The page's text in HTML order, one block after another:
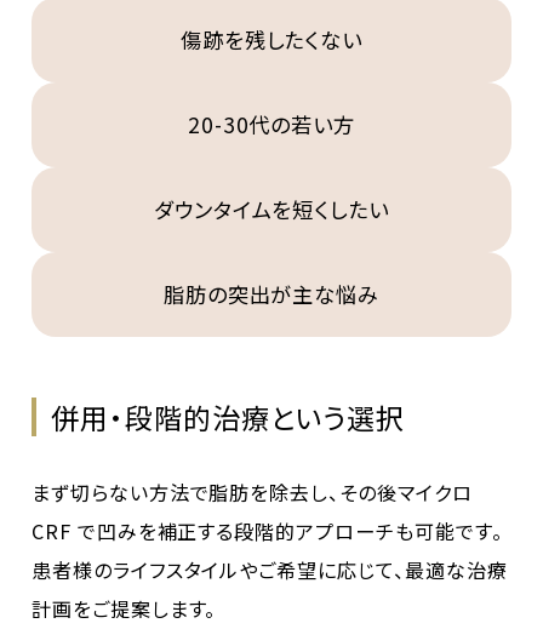
傷跡を残したくない
20-30代の若い方
ダウンタイムを短くしたい
脂肪の突出が主な悩み
併用・段階的治療という選択
まず切らない方法で脂肪を除去し、その後マイクロ
CRF で凹みを補正する段階的アプローチも可能です。
患者様のライフスタイルやご希望に応じて、最適な治療
計画をご提案します。